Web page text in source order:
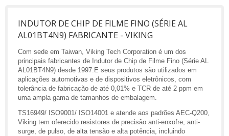
INDUTOR DE CHIP DE FILME FINO (SÉRIE AL
AL01BT4N9) FABRICANTE - VIKING
Com sede em Taiwan, Viking Tech Corporation é um dos
principais fabricantes de Indutor de Chip de Filme Fino (Série AL
AL01BT4N9) desde 1997.E seus produtos são utilizados em
aplicações automotivas e de dispositivos eletrônicos, com
tolerância de fabricação de até 0,01% e TCR de até 2 ppm em
uma ampla gama de tamanhos de embalagem.
TS16949/ ISO9001/ ISO14001 e atende aos padrões AEC-Q200,
Viking tem oferecido resistores de precisão anti-enxofre, anti-
surge, de pulso, de alta tensão e alta potência, incluindo